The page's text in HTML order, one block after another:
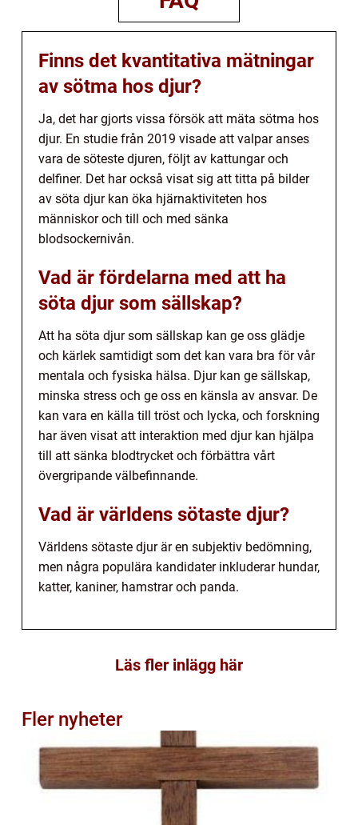
Finns det kvantitativa mätningar
av sötma hos djur?
Ja, det har gjorts vissa försök att mäta sötma hos
djur. En studie från 2019 visade att valpar anses
vara de söteste djuren, följt av kattungar och
delfiner. Det har också visat sig att titta på bilder
av söta djur kan öka hjärnaktiviteten hos
människor och till och med sänka
blodsockernivån.
Vad är fördelarna med att ha
söta djur som sällskap?
Att ha söta djur som sällskap kan ge oss glädje
och kärlek samtidigt som det kan vara bra för vår
mentala och fysiska hälsa. Djur kan ge sällskap,
minska stress och ge oss en känsla av ansvar. De
kan vara en källa till tröst och lycka, och forskning
har även visat att interaktion med djur kan hjälpa
till att sänka blodtrycket och förbättra vårt
övergripande välbefinnande.
Vad är världens sötaste djur?
Världens sötaste djur är en subjektiv bedömning,
men några populära kandidater inkluderar hundar,
katter, kaniner, hamstrar och panda.
Läs fler inlägg här
Fler nyheter